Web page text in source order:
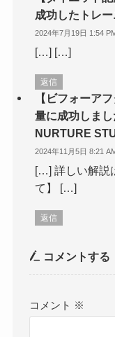
成功したトレ
2024年7月19日 1:54
[…] […]
返信
【ビフォーア
量に成功しま
NURTURE
2024年11月5日 8:21
[…] 詳しい解説
て】 […]
返信
コメントする
コメント ※